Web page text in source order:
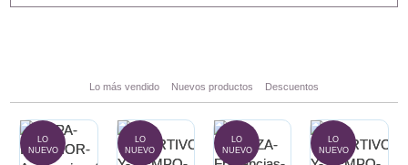
Lo más vendido Nuevos productos Descuentos
LO
NUEVO
LO
NUEVO
LO
NUEVO
LO
NUEVO